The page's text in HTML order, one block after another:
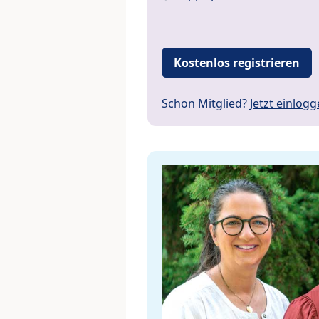
Kostenlos registrieren
Schon Mitglied? Jetzt